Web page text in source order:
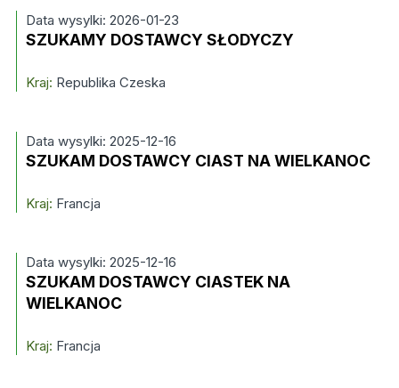
Data wysylki: 2026-01-23
SZUKAMY DOSTAWCY SŁODYCZY
Kraj: Republika Czeska
Data wysylki: 2025-12-16
SZUKAM DOSTAWCY CIAST NA WIELKANOC
Kraj: Francja
Data wysylki: 2025-12-16
SZUKAM DOSTAWCY CIASTEK NA
WIELKANOC
Kraj: Francja